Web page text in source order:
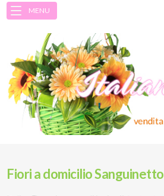
MENU
Fiori a domicilio